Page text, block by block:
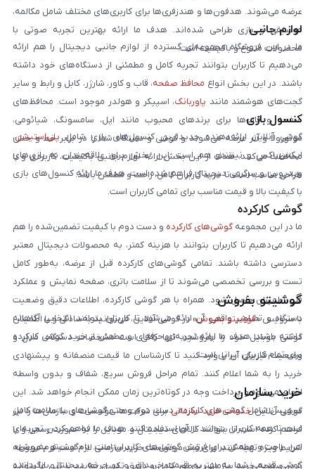
عرضه می‌شوند. هدفون‌ها و هندزفری‌ها برای کاربری‌های مختلف شامل مکالمه،
موسیقی و بازی طراحی شده‌اند. هدف ما ارائه بهترین تجربه صوتی با
محصولات متنوع و باکیفیت است.
لوازم جانبی
ما در این فروشگاه مجموعه‌ای گسترده از لوازم جانبی دیجیتال را هم ارائه
می‌دهیم تا کاربران بتوانند تجربه کامل و مطمئنی از دستگاه‌های خود داشته
باشند. در این بخش انواع محافظ صفحه، قاب و کاور، شارژر، کابل و رابط و سایر
گجت‌های هوشمند مانند پاوربانک، اسپیکر و هولدر موجود است. محافظ‌های
صفحه و قاب‌ها برای برندهای محبوب مانند اپل، سامسونگ، شیائومی،
موتورولا و آنر عرضه می‌شوند و گوشی و دستگاه شما را در برابر خط و خش
محافظت می‌کنند. هدف از این بخش ارائه لوازم جانبی باکیفیت، کاربردی و با
طراحی مناسب است تا خرید کاربران کامل، راحت و مطمئن باشد.
کنسول بازی
گوشی آنلاین ارائه‌دهنده جدیدترین کنسول‌های بازی شامل پلی‌استیشن،
ایکس‌باکس و نینتندو هم است. این بخش برای علاقه‌مندان به بازی‌های
ویدیویی و سرگرمی دیجیتال فراهم شده است. هدف ما ارائه کنسول‌های بازی
با کیفیت بالا و قیمت مناسب برای تمامی کاربران است.
گوشی کارکرده
ما در این مجموعه گوشی‌های کارکرده و دست دوم با کیفیت تضمین‌شده را هم
ارائه می‌دهیم تا کاربران بتوانند با هزینه کمتر، به محصولات دیجیتال معتبر
دسترسی داشته باشند. تمامی گوشی‌های کارکرده قبل از عرضه، به‌طور کامل
تست و بررسی تخصصی می‌شوند تا از سلامت باتری، صفحه نمایش و عملکرد
فنی اطمینان حاصل شود. همراه با هر گوشی کارکرده، اطلاعات دقیق وضعیت
دستگاه و تصاویر واقعی آن ارائه می‌شود تا کاربران بتوانند انتخابی آگاهانه
داشته باشند. هدف ما ارائه تجربه‌ای حرفه‌ای و مطمئن از خرید گوشی کارکرده
برای تمام کاربران ایرانی است.
گوشیتو بفروش
با سرویس «گوشیتو بفروش» در گوشی آنلاین، می‌توانید به‌سادگی و با اطمینان
گوشی موبایل خود را بفروشید. تنها کافی است مشخصات دستگاه، مدل و
وضعیت فیزیکی آن را وارد کنید تا کارشناسان ما قیمت منصفانه و پیشنهادی
خرید را به شما اعلام کنند. تمام مراحل فروش سریع، شفاف و بدون واسطه
انجام می‌شود و پرداخت وجه در کوتاه‌ترین زمان ممکن انجام خواهد شد. این
سرویس شامل گوشی‌های کارکرده، دست دوم و حتی گوشی‌های با سلامت کامل
است تا همه کاربران بتوانند از آن استفاده کنند. هدف ما فراهم کردن تجربه‌ای
امن، راحت و مطمئن برای فروش گوشی‌های کاربران است. با «گوشیتو بفروش»،
گوشی قدیمی شما به بهترین قیمت خریداری و در چرخه دیجیتال بازگردانده
خرید سازمان
گوشی آنلاینخدمات خرید سازمانیبرای شرکت‌ها، مؤسسات و سازمان‌ها را نیز
فراهم کرده است تا بتوانند کالاهای دیجیتال و موبایل را به صورت رسمی و با
شرایط ویژه تهیه کنند. برای ثبت درخواست خرید سازمانی لازم است فرم مربوطه
را در صفحه خرید سازمانی به‌طور کامل و دقیق تکمیل نمایید تا تیم ما بتواند